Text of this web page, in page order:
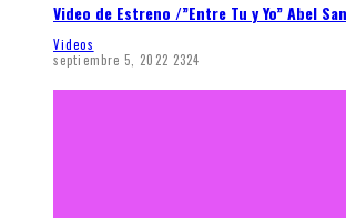
Video de Estreno /”Entre Tu y Yo” Abel
Videos
septiembre 5, 2022 2324